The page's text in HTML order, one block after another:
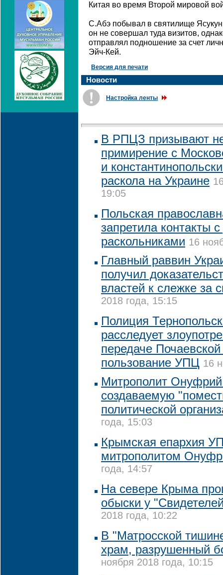
Китая во время Второй мировой
С.Абэ побывал в святилище
он не совершал туда визитов,
отправлял подношение за счет
Эйч-Кей.
Версия для печати
Новости
Настройка ленты
В РПЦЗ призывают
примирение с
и
раскола на Украине
19:05
Польская
запретила контакты
раскольниками 16
Главный раввин
получил
властей к слежке за
2018 года, 15:15
Полиция
расследует
передаче
пользование УПЦ 16
Митрополит
создаваемую
политической
года, 15:03
Крымская епархия
митрополитом
года, 14:57
На севере Крыма
обыски у
2018 года, 10:22
В "Матросской
храм, разрушенный
ноября 2018 года, 10:15